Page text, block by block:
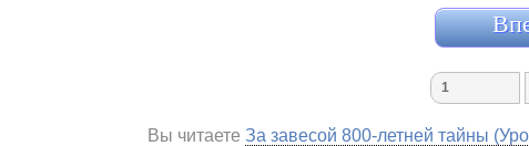
Вы читаете За завесой 800-летней тайны